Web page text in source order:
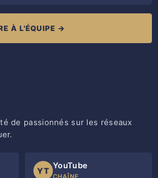
À L'ÉQUIPE →
de passionnés sur les réseaux
YT
YouTube
CHAÎNE